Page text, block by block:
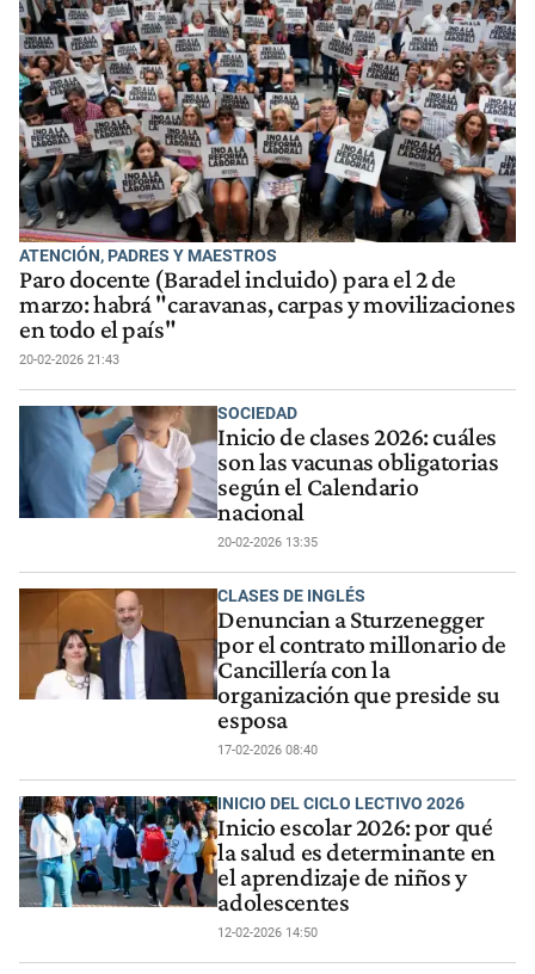
ATENCIÓN, PADRES Y MAESTROS
Paro docente (Baradel incluido) para el 2 de
marzo: habrá "caravanas, carpas y movilizaciones
en todo el país"
20-02-2026 21:43
SOCIEDAD
Inicio de clases 2026: cuáles
son las vacunas obligatorias
según el Calendario
nacional
20-02-2026 13:35
CLASES DE INGLÉS
Denuncian a Sturzenegger
por el contrato millonario de
Cancillería con la
organización que preside su
esposa
17-02-2026 08:40
INICIO DEL CICLO LECTIVO 2026
Inicio escolar 2026: por qué
la salud es determinante en
el aprendizaje de niños y
adolescentes
12-02-2026 14:50